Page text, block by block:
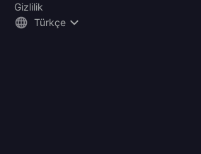
Gizlilik
Türkçe